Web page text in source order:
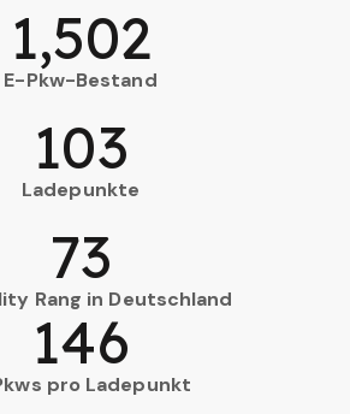
E-Pkw-Bestand
1,502
Ladepunkte
103
Rang in Deutschland
73
pro Ladepunkt
146